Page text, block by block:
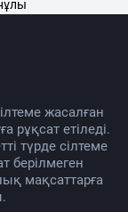
жасалған
рұқсат етіледі.
түрде сілтеме
берілмеген
мақсаттарға